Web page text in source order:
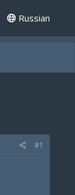
Russian
#1